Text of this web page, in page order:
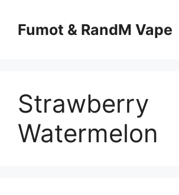
Fumot & RandM Vape
Strawberry
Watermelon